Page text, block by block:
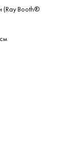
(Ray Booth®